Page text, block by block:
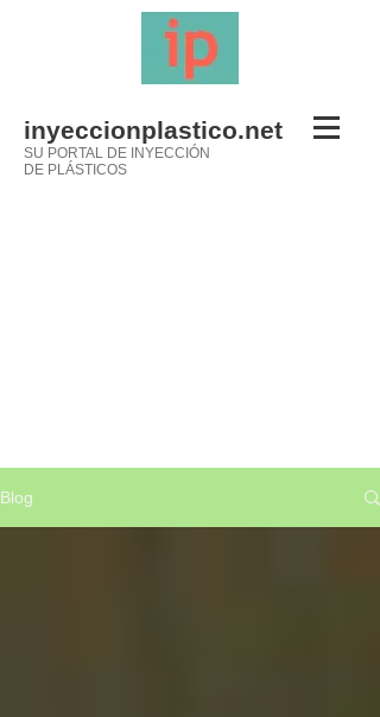
inyeccionplastico.net
SU PORTAL DE INYECCIÓN
DE PLÁSTICOS
Blog